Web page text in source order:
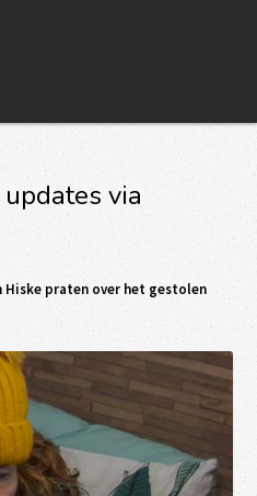
via
Hiske praten over het gestolen